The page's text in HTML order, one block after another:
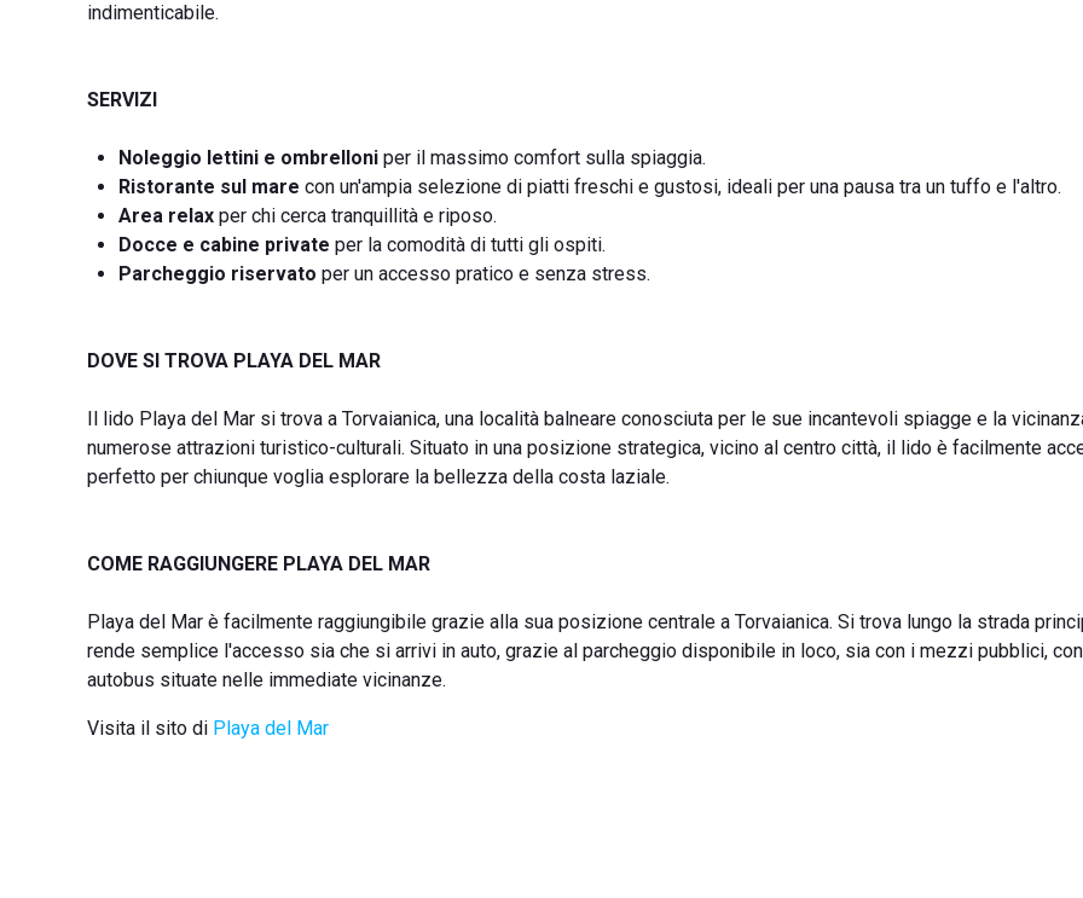
indimenticabile.
SERVIZI
Noleggio lettini e ombrelloni per il massimo comfort sulla spiaggia.
Ristorante sul mare con un'ampia selezione di piatti freschi e gustosi, ideali per una pausa tra un tuffo e l'altro.
Area relax per chi cerca tranquillità e riposo.
Docce e cabine private per la comodità di tutti gli ospiti.
Parcheggio riservato per un accesso pratico e senza stress.
DOVE SI TROVA PLAYA DEL MAR
Il lido Playa del Mar si trova a Torvaianica, una località balneare conosciuta per le sue incantevoli spiagge e la
numerose attrazioni turistico-culturali. Situato in una posizione strategica, vicino al centro città, il lido è facilmente
perfetto per chiunque voglia esplorare la bellezza della costa laziale.
COME RAGGIUNGERE PLAYA DEL MAR
Playa del Mar è facilmente raggiungibile grazie alla sua posizione centrale a Torvaianica. Si trova lungo la strada
rende semplice l'accesso sia che si arrivi in auto, grazie al parcheggio disponibile in loco, sia con i mezzi pubblici,
autobus situate nelle immediate vicinanze.
Visita il sito di Playa del Mar